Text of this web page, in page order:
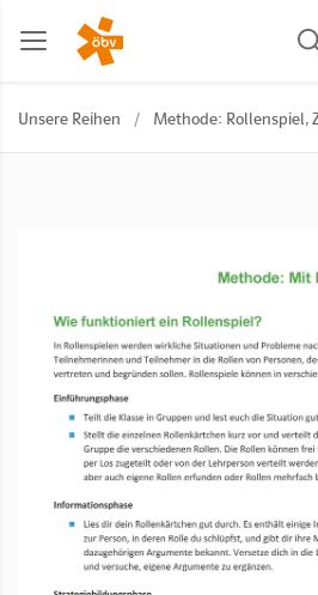
Unsere Reihen / Methode: Rollenspiel,